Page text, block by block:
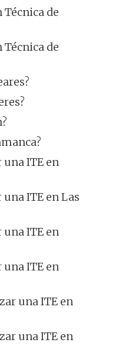
Técnica de
Técnica de
una ITE en
una ITE en Las
una ITE en
una ITE en
una ITE en
una ITE en